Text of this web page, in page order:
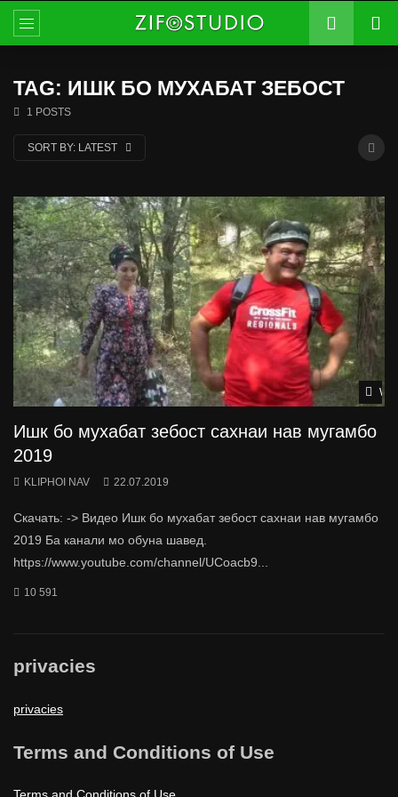
TAG: ИШК БО МУХАБАТ ЗЕБОСТ
1 POSTS
SORT BY: LATEST
Ишк бо мухабат зебост сахнаи нав мугамбо
2019
KLIPHOI NAV 22.07.2019
Скачать: -> Видео Ишк бо мухабат зебост сахнаи нав мугамбо
2019 Ба канали мо обуна шавед.
https://www.youtube.com/channel/UCoacb9...
10 591
privacies
privacies
Terms and Conditions of Use